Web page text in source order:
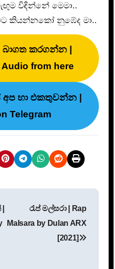
විඳින්නේ මෙමා..
කියන්නකෝ නුඹේද මා..
කරගන්න |
from here
අප හා එකතුවන්න |
Telegram
රැප් මල්සරා | Rap
Malsara by Dulan ARX
[2021]